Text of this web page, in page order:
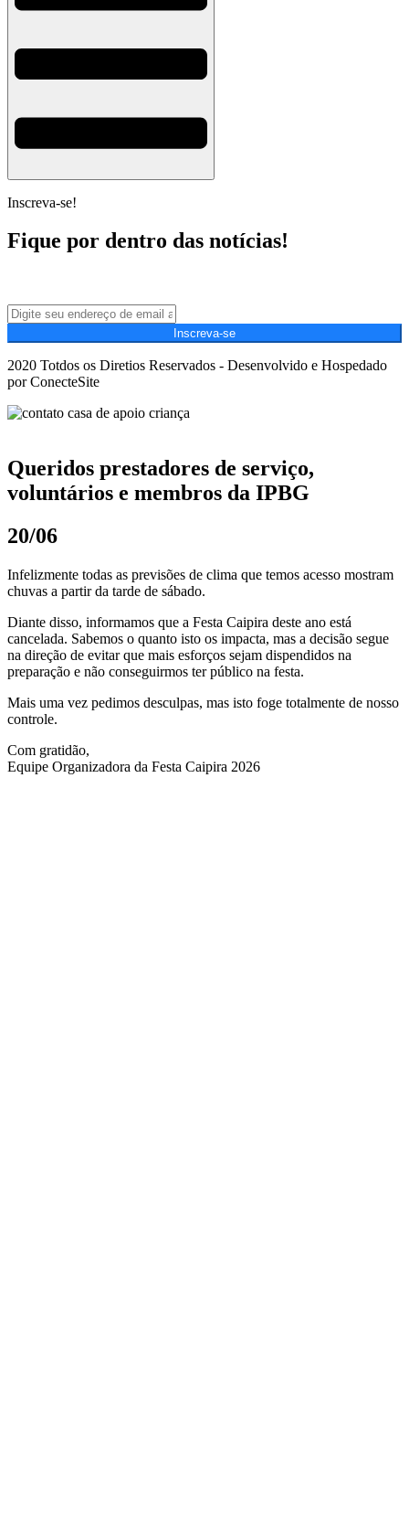
Inscreva-se!
Fique por dentro das notícias!
Inscreva-se
2020 Totdos os Diretios Reservados - Desenvolvido e Hospedado
por ConecteSite
Queridos prestadores de serviço,
voluntários e membros da IPBG
20/06
Infelizmente todas as previsões de clima que temos acesso mostram
chuvas a partir da tarde de sábado.
Diante disso, informamos que a Festa Caipira deste ano está
cancelada. Sabemos o quanto isto os impacta, mas a decisão segue
na direção de evitar que mais esforços sejam dispendidos na
preparação e não conseguirmos ter público na festa.
Mais uma vez pedimos desculpas, mas isto foge totalmente de nosso
controle.
Com gratidão,
Equipe Organizadora da Festa Caipira 2026